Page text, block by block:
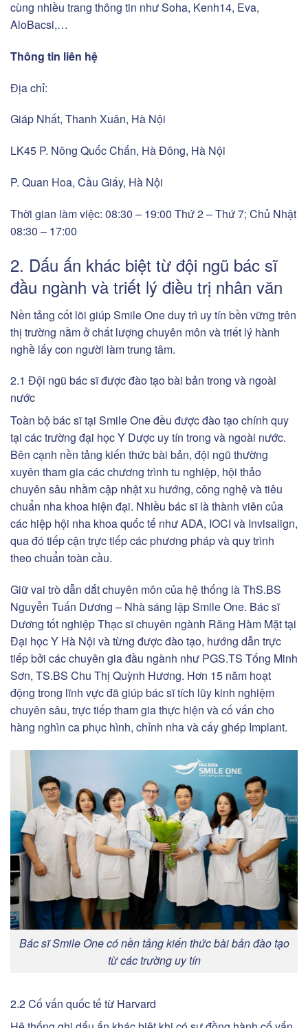
cùng nhiều trang thông tin như Soha, Kenh14, Eva,
AloBacsi,…
Thông tin liên hệ
Địa chỉ:
Giáp Nhất, Thanh Xuân, Hà Nội
LK45 P. Nông Quốc Chấn, Hà Đông, Hà Nội
P. Quan Hoa, Cầu Giấy, Hà Nội
Thời gian làm việc: 08:30 – 19:00 Thứ 2 – Thứ 7; Chủ Nhật
08:30 – 17:00
2. Dấu ấn khác biệt từ đội ngũ bác sĩ
đầu ngành và triết lý điều trị nhân văn
Nền tảng cốt lõi giúp Smile One duy trì uy tín bền vững trên
thị trường nằm ở chất lượng chuyên môn và triết lý hành
nghề lấy con người làm trung tâm.
2.1 Đội ngũ bác sĩ được đào tạo bài bản trong và ngoài
nước
Toàn bộ bác sĩ tại Smile One đều được đào tạo chính quy
tại các trường đại học Y Dược uy tín trong và ngoài nước.
Bên cạnh nền tảng kiến thức bài bản, đội ngũ thường
xuyên tham gia các chương trình tu nghiệp, hội thảo
chuyên sâu nhằm cập nhật xu hướng, công nghệ và tiêu
chuẩn nha khoa hiện đại. Nhiều bác sĩ là thành viên của
các hiệp hội nha khoa quốc tế như ADA, IOCI và Invisalign,
qua đó tiếp cận trực tiếp các phương pháp và quy trình
theo chuẩn toàn cầu.
Giữ vai trò dẫn dắt chuyên môn của hệ thống là ThS.BS
Nguyễn Tuấn Dương – Nhà sáng lập Smile One. Bác sĩ
Dương tốt nghiệp Thạc sĩ chuyên ngành Răng Hàm Mặt tại
Đại học Y Hà Nội và từng được đào tạo, hướng dẫn trực
tiếp bởi các chuyên gia đầu ngành như PGS.TS Tống Minh
Sơn, TS.BS Chu Thị Quỳnh Hương. Hơn 15 năm hoạt
động trong lĩnh vực đã giúp bác sĩ tích lũy kinh nghiệm
chuyên sâu, trực tiếp tham gia thực hiện và cố vấn cho
hàng nghìn ca phục hình, chỉnh nha và cấy ghép Implant.
Bác sĩ Smile One có nền tảng kiến thức bài bản đào tạo
từ các trường uy tín
2.2 Cố vấn quốc tế từ Harvard